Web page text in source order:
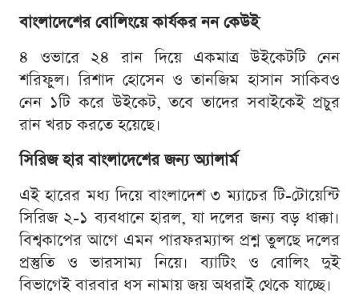
বাংলাদেশের বোলিংয়ে কার্যকর নন কেউই
৪ ওভারে ২৪ রান দিয়ে একমাত্র উইকেটটি নেন
শরিফুল। রিশাদ হোসেন ও তানজিম হাসান সাকিবও
নেন ১টি করে উইকেট, তবে তাদের সবাইকেই প্রচুর
রান খরচ করতে হয়েছে।
সিরিজ হার বাংলাদেশের জন্য অ্যালার্ম
এই হারের মধ্য দিয়ে বাংলাদেশ ৩ ম্যাচের টি-টোয়েন্টি
সিরিজ ২-১ ব্যবধানে হারল, যা দলের জন্য বড় ধাক্কা।
বিশ্বকাপের আগে এমন পারফরম্যান্স প্রশ্ন তুলছে দলের
প্রস্তুতি ও ভারসাম্য নিয়ে। ব্যাটিং ও বোলিং দুই
বিভাগেই বারবার ধস নামায় জয় অধরাই থেকে যাচ্ছে।